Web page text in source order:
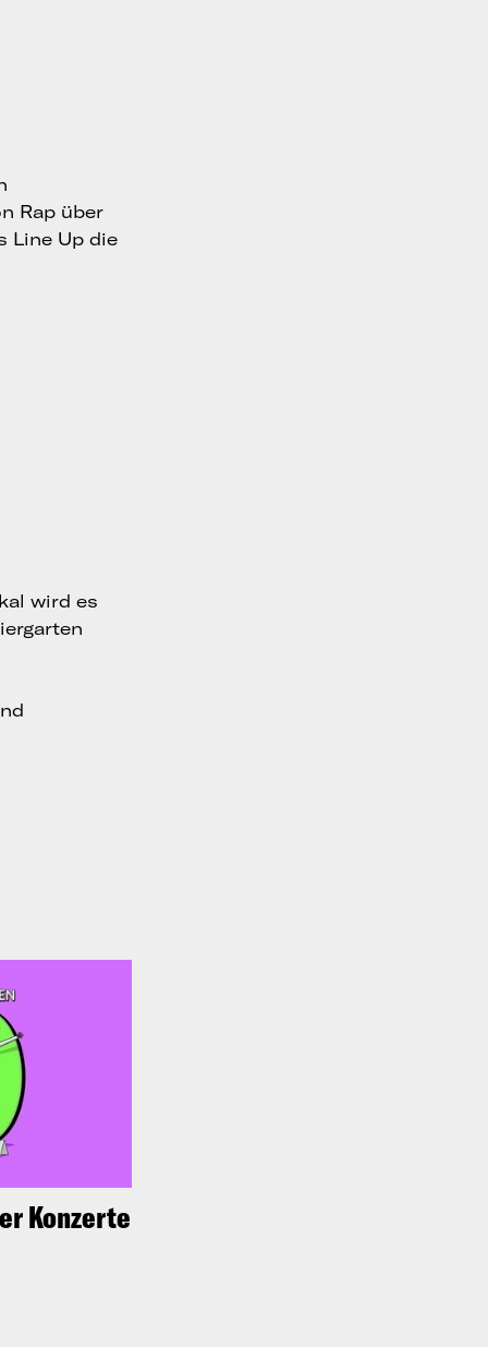
Rap über
Line Up die
wird es
Konzerte